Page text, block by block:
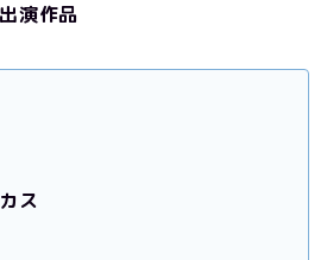
演作品
ス